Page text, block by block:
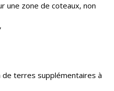
une zone de coteaux, non
terres supplémentaires à